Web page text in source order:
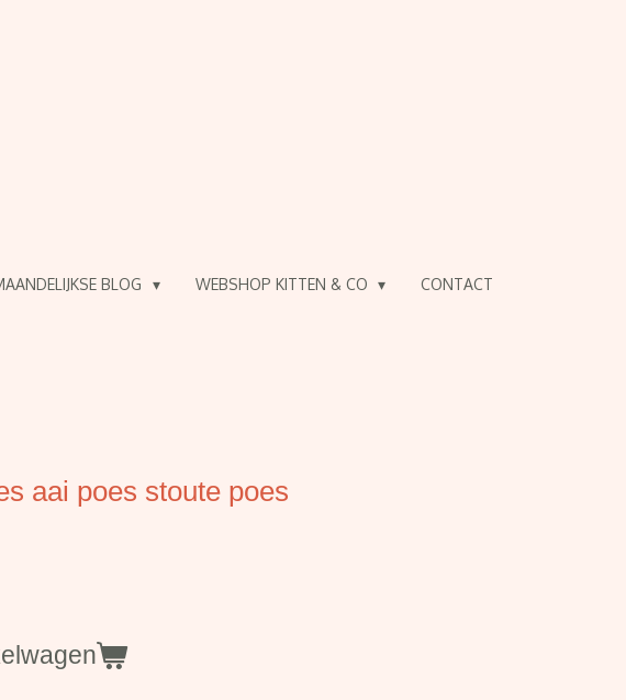
BLOG WEBSHOP KITTEN & CO CONTACT
aai poes stoute poes